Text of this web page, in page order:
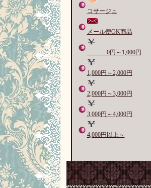
コサージュ
メール便OK商品
0円～1,000円
1,000円～2,000円
2,000円～3,000円
3,000円～4,000円
4,000円以上～